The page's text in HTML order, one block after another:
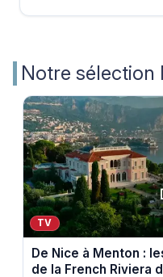
Notre sélection
TV
De Nice à Menton :
de la French Riviera